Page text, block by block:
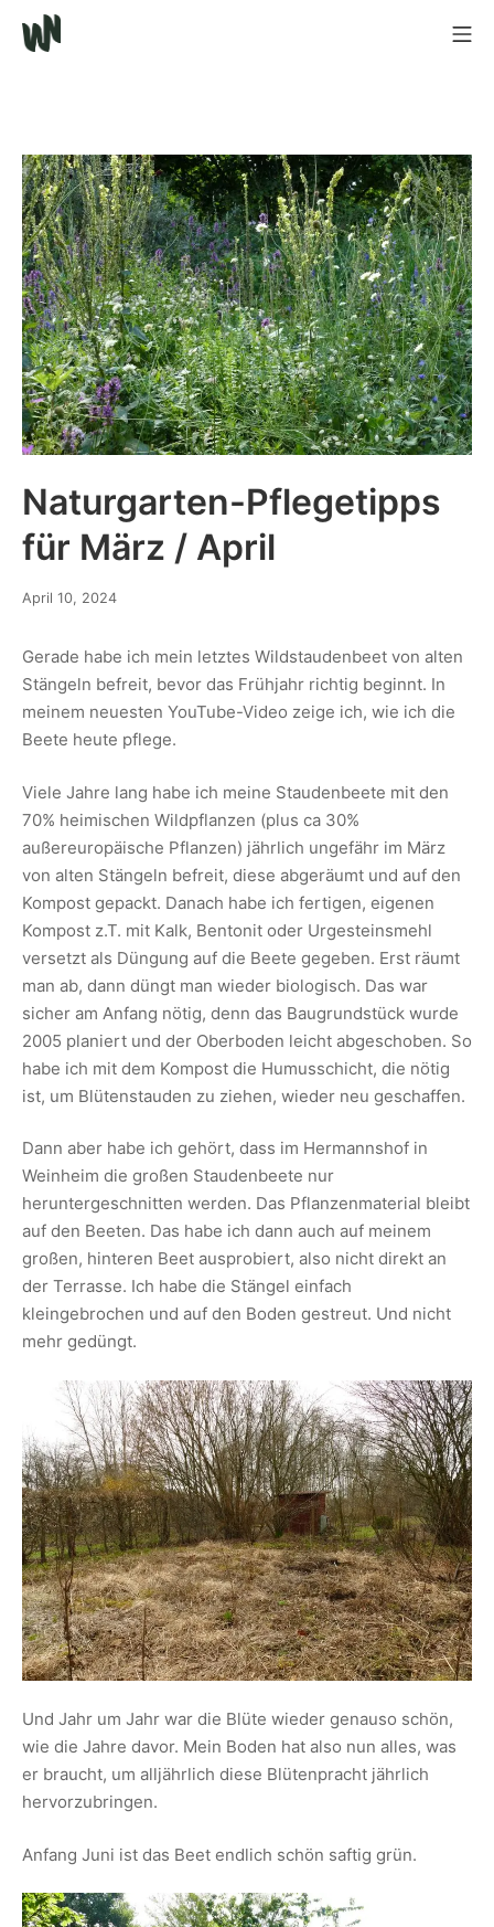
Naturgarten-Pflegetipps
für März / April
April 10, 2024
Gerade habe ich mein letztes Wildstaudenbeet von alten
Stängeln befreit, bevor das Frühjahr richtig beginnt. In
meinem neuesten YouTube-Video zeige ich, wie ich die
Beete heute pflege.
Viele Jahre lang habe ich meine Staudenbeete mit den
70% heimischen Wildpflanzen (plus ca 30%
außereuropäische Pflanzen) jährlich ungefähr im März
von alten Stängeln befreit, diese abgeräumt und auf den
Kompost gepackt. Danach habe ich fertigen, eigenen
Kompost z.T. mit Kalk, Bentonit oder Urgesteinsmehl
versetzt als Düngung auf die Beete gegeben. Erst räumt
man ab, dann düngt man wieder biologisch. Das war
sicher am Anfang nötig, denn das Baugrundstück wurde
2005 planiert und der Oberboden leicht abgeschoben. So
habe ich mit dem Kompost die Humusschicht, die nötig
ist, um Blütenstauden zu ziehen, wieder neu geschaffen.
Dann aber habe ich gehört, dass im Hermannshof in
Weinheim die großen Staudenbeete nur
heruntergeschnitten werden. Das Pflanzenmaterial bleibt
auf den Beeten. Das habe ich dann auch auf meinem
großen, hinteren Beet ausprobiert, also nicht direkt an
der Terrasse. Ich habe die Stängel einfach
kleingebrochen und auf den Boden gestreut. Und nicht
mehr gedüngt.
Und Jahr um Jahr war die Blüte wieder genauso schön,
wie die Jahre davor. Mein Boden hat also nun alles, was
er braucht, um alljährlich diese Blütenpracht jährlich
hervorzubringen.
Anfang Juni ist das Beet endlich schön saftig grün.